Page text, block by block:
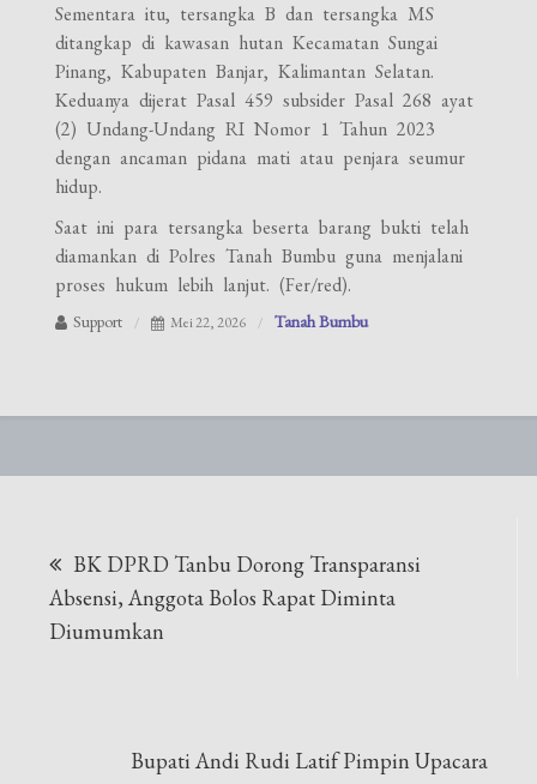
Sementara itu, tersangka B dan tersangka MS
ditangkap di kawasan hutan Kecamatan Sungai
Pinang, Kabupaten Banjar, Kalimantan Selatan.
Keduanya dijerat Pasal 459 subsider Pasal 268 ayat
(2) Undang-Undang RI Nomor 1 Tahun 2023
dengan ancaman pidana mati atau penjara seumur
hidup.
Saat ini para tersangka beserta barang bukti telah
diamankan di Polres Tanah Bumbu guna menjalani
proses hukum lebih lanjut. (Fer/red).
Support Mei 22, 2026 Tanah Bumbu
pos
BK DPRD Tanbu Dorong Transparansi
Absensi, Anggota Bolos Rapat Diminta
Diumumkan
Bupati Andi Rudi Latif Pimpin Upacara